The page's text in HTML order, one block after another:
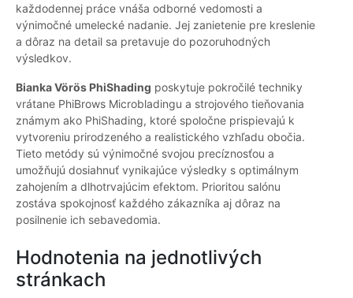
každodennej práce vnáša odborné vedomosti a
výnimočné umelecké nadanie. Jej zanietenie pre kreslenie
a dôraz na detail sa pretavuje do pozoruhodných
výsledkov.
Bianka Vörös PhiShading poskytuje pokročilé techniky
vrátane PhiBrows Microbladingu a strojového tieňovania
známym ako PhiShading, ktoré spoločne prispievajú k
vytvoreniu prirodzeného a realistického vzhľadu obočia.
Tieto metódy sú výnimočné svojou precíznosťou a
umožňujú dosiahnuť vynikajúce výsledky s optimálnym
zahojením a dlhotrvajúcim efektom. Prioritou salónu
zostáva spokojnosť každého zákazníka aj dôraz na
posilnenie ich sebavedomia.
Hodnotenia na jednotlivých
stránkach